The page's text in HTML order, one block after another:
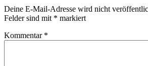
Deine E-Mail-Adresse wird nicht
Felder sind mit * markiert
Kommentar *